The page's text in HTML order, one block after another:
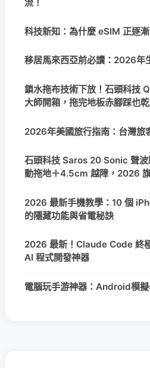
科技新知：為什麼 eSIM 正逐
移居馬來西亞前必讀：2026年
鎖水拖布技術下放！石頭科技
大師開箱，拖完地板赤腳踩也
2026年美國旅行指南：台灣旅
石頭科技 Saros 20 Sonic 聲
動拖地＋4.5cm 越障，2026
2026 最新手機教學：10 個
的隱藏功能與省電秘訣
2026 最新！Claude Code 終
AI 程式開發神器
電腦玩手游神器：Android模